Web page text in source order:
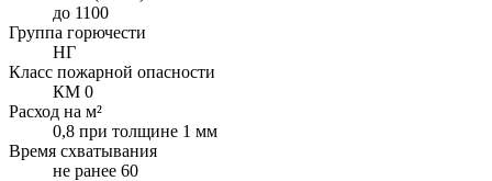
до 1100
Группа горючести
НГ
Класс пожарной опасности
КМ 0
Расход на м²
0,8 при толщине 1 мм
Время схватывания
не ранее 60